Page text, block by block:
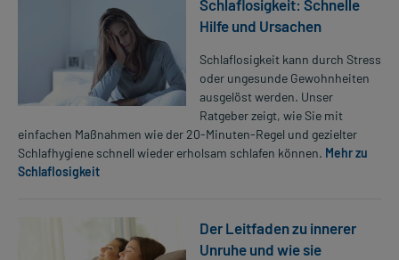
Schlaflosigkeit: Schnelle
Hilfe und Ursachen
Schlaflosigkeit kann durch Stress
oder ungesunde Gewohnheiten
ausgelöst werden. Unser
Ratgeber zeigt, wie Sie mit
einfachen Maßnahmen wie der 20-Minuten-Regel und gezielter
Schlafhygiene schnell wieder erholsam schlafen können. Mehr zu
Schlaflosigkeit
Der Leitfaden zu innerer
Unruhe und wie sie